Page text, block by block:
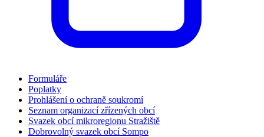
Formuláře
Poplatky
Prohlášení o ochraně soukromí
Seznam organizací zřízených obcí
Svazek obcí mikroregionu Stražiště
Dobrovolný svazek obcí Sompo